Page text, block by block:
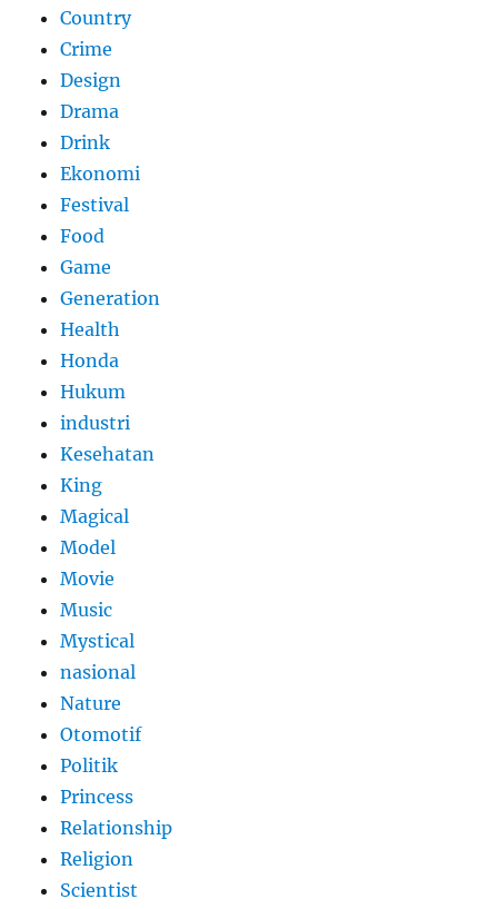
Country
Crime
Design
Drama
Drink
Ekonomi
Festival
Food
Game
Generation
Health
Honda
Hukum
industri
Kesehatan
King
Magical
Model
Movie
Music
Mystical
nasional
Nature
Otomotif
Politik
Princess
Relationship
Religion
Scientist